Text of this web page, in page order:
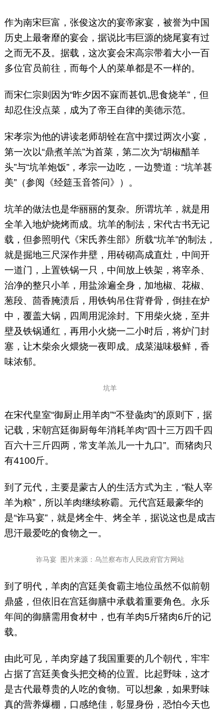
作为南宋巨富，张俊这次的宴帝家宴，被誉为中国
历史上最奢靡的宴会，据说比韦巨源的烧尾宴有过
之而无不及。据载，这次宴会宋高宗带着大小一百
多位官员前往，而每个人的菜单都是不一样的。
而宋仁宗则因为“昨夕因不寐而甚饥,思食烧羊”，但
却忍住没点菜，成为了帝王自律的美德示范。
宋孝宗为他的讲读老师胡铨在宫中摆过两次小宴，
第一次以“鼎煮羊羔”为首菜，第二次为“胡椒醋羊
头”与“坑羊炮饭”，孝宗一边吃，一边赞道：“坑羊甚
美”（参阅《经筵玉音答问》）。
坑羊的做法也是华丽丽的复杂。所谓坑羊，就是用
全羊入地炉烧烤而成。坑羊的制法，宋代古书无记
载，但参照明代《宋氏养生部》所载“坑羊”的制法，
就是掘地三尺深作井壁，用砖砌高成直灶，中间开
一道门，上置铁锅一只，中间放上铁架，将宰杀、
治净的整只小羊，用盐涂遍全身，加地椒、花椒、
葱段、茴香腌渍后，用铁钩吊住背脊骨，倒挂在炉
中，覆盖大锅，四周用泥涂封。下用柴火烧，至井
壁及铁锅通红，再用小火烧一二小时后，将炉门封
塞，让木柴余火煨烧一夜即成。成菜滋味极鲜，香
味浓郁。
坑羊
在宋代皇室“御厨止用羊肉”“不登彘肉”的原则下，据
记载，宋朝宫廷御厨每年消耗羊肉“四十三万四千四
百六十三斤四两，常支羊羔儿一十九口”。而猪肉只
有4100斤。
到了元代，主要是蒙古人的生活方式为主，“鞑人宰
羊为粮”，所以羊肉继续称霸。元代宫廷最豪华的
是“诈马宴”，就是烤全牛、烤全羊，据说这也是成吉
思汗最爱吃的食物之一。
诈马宴 图片来源：乌兰察布市人民政府官方网站
到了明代，羊肉的宫廷美食霸主地位虽然不似前朝
鼎盛，但依旧在宫廷御膳中承载着重要角色。永乐
年间的御膳需用食材中，也有羊肉5斤猪肉6斤的记
载。
由此可见，羊肉穿越了我国重要的几个朝代，牢牢
占据了宫廷美食头把交椅的位置。比起野味，这才
是古代最尊贵的人吃的食物。可以想象，如果野味
真的营养爆棚，口感绝佳，彰显身份，恐怕今天也